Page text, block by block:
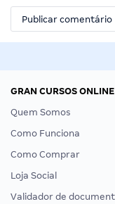
GRAN CURSOS ONLINE
Quem Somos
Como Funciona
Como Comprar
Loja Social
Validador de